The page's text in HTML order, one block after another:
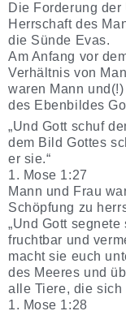
Die Forderung
Herrschaft des
die Sünde Evas.
Am Anfang vor
Verhältnis von
waren Mann
des Ebenbildes
„Und Gott schuf
dem Bild Gottes
er sie.“
1. Mose 1:27
Mann und Frau
Schöpfung zu
„Und Gott
fruchtbar und
macht sie euch
des Meeres und
alle Tiere, die sich
1. Mose 1:28